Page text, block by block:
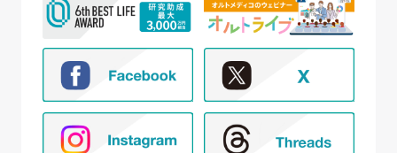
② 新規モニター試験の参加者募集および管理
③ モニター試験参加者への条件確認、連絡
④ モニター試験参加者への謝礼の支払い
⑤ モニター様からのお問い合わせ・ご要望への
対応
⑥ アンケートによる調査